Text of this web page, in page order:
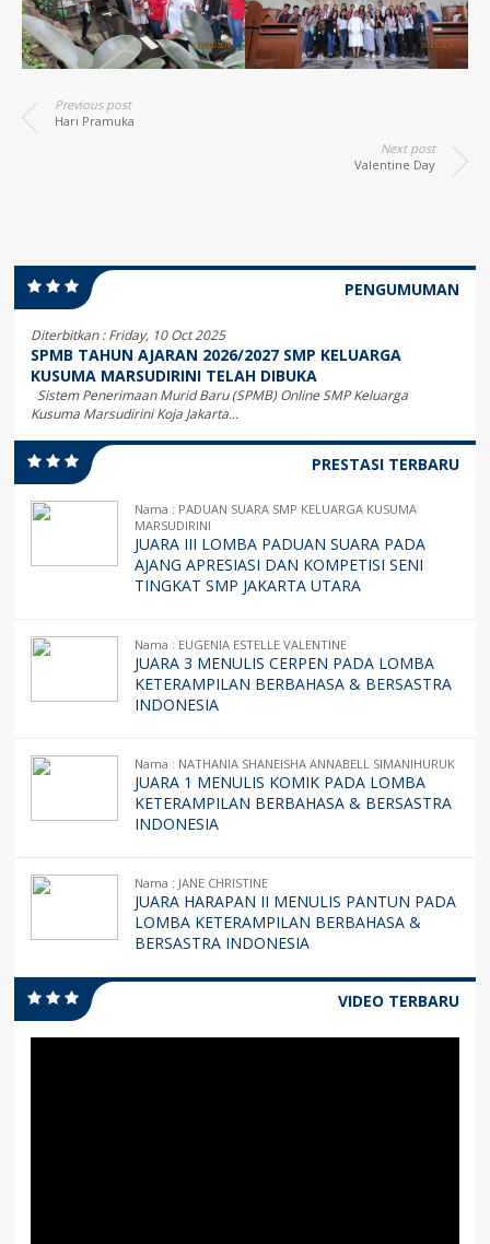
Previous post
Hari Pramuka
Next post
Valentine Day
PENGUMUMAN
Diterbitkan :Friday, 10 Oct 2025
SPMB TAHUN AJARAN 2026/2027 SMP KELUARGA
KUSUMA MARSUDIRINI TELAH DIBUKA
Sistem Penerimaan Murid Baru (SPMB) Online SMP Keluarga
Kusuma Marsudirini Koja Jakarta...
PRESTASI TERBARU
Nama : PADUAN SUARA SMP KELUARGA KUSUMA
MARSUDIRINI
JUARA III LOMBA PADUAN SUARA PADA
AJANG APRESIASI DAN KOMPETISI SENI
TINGKAT SMP JAKARTA UTARA
Nama : EUGENIA ESTELLE VALENTINE
JUARA 3 MENULIS CERPEN PADA LOMBA
KETERAMPILAN BERBAHASA & BERSASTRA
INDONESIA
Nama : NATHANIA SHANEISHA ANNABELL SIMANIHURUK
JUARA 1 MENULIS KOMIK PADA LOMBA
KETERAMPILAN BERBAHASA & BERSASTRA
INDONESIA
Nama : JANE CHRISTINE
JUARA HARAPAN II MENULIS PANTUN PADA
LOMBA KETERAMPILAN BERBAHASA &
BERSASTRA INDONESIA
VIDEO TERBARU